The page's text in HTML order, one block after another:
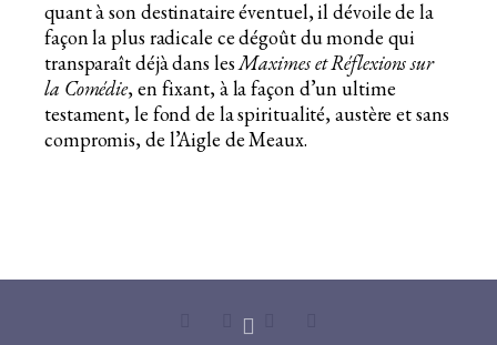
quant à son destinataire éventuel, il dévoile de la
façon la plus radicale ce dégoût du monde qui
transparaît déjà dans les Maximes et Réflexions sur
la Comédie, en fixant, à la façon d’un ultime
testament, le fond de la spiritualité, austère et sans
compromis, de l’Aigle de Meaux.